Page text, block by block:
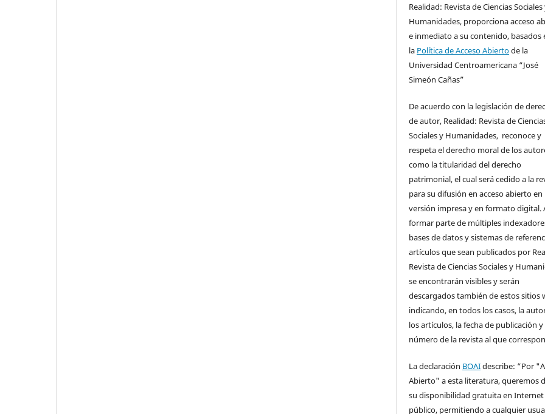
Realidad: Revista de Ciencias Sociales
Humanidades, proporciona acceso
e inmediato a su contenido, basados
la Política de Acceso Abiertode la
Universidad Centroamericana “José
Simeón Cañas”
De acuerdo con la legislación de
de autor, Realidad: Revista de
Sociales y Humanidades, reconoce y
respeta el derecho moral de los
como la titularidad del derecho
patrimonial, el cual será cedido a la
para su difusión en acceso abierto en
versión impresa y en formato digital.
formar parte de múltiples
bases de datos y sistemas de
artículos que sean publicados por
Revista de Ciencias Sociales y
se encontrarán visibles y serán
descargados también de estos sitios
indicando, en todos los casos, la
los artículos, la fecha de publicación y
número de la revista al que
La declaración BOAIdescribe: “Por
Abierto" a esta literatura, queremos
su disponibilidad gratuita en Internet
público, permitiendo a cualquier